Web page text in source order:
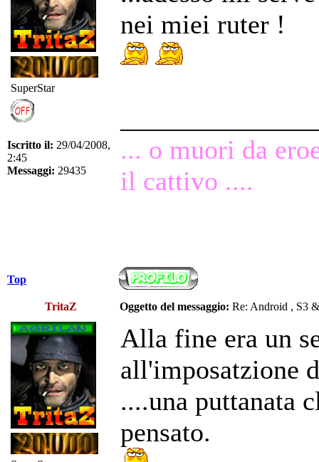
SuperStar
Iscritto il: 29/04/2008,
2:45
Messaggi: 29435
nei miei ruter !
... o muori da
il cattivo ....
Top
TritaZ Oggetto del messaggio: Re: Android , S3
Alla fine era un
all'imposatzione
....una puttanata
pensato.